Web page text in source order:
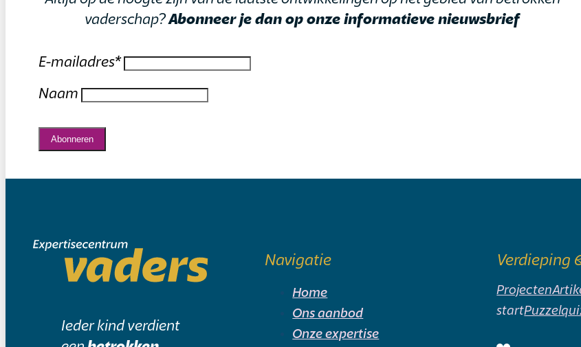
vaderschap?Abonneer je dan op onze informatieve nieuwsbrief
E-mailadres*
Naam
Abonneren
Ieder kind verdient
Navigatie
Home
Ons aanbod
Onze expertise
Verdieping
Projecten
start